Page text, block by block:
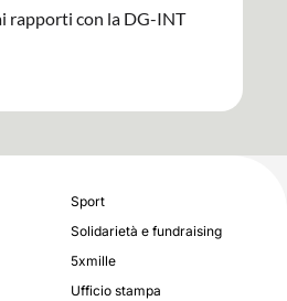
rapporti con la DG-INT
Sport
Solidarietà e fundraising
5xmille
Ufficio stampa